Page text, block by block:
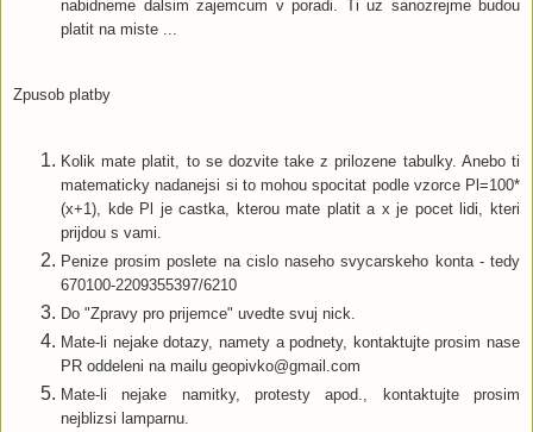
nabidneme dalsim zajemcum v poradi. Ti uz sanozrejme budou
platit na miste ...
Zpusob platby
Kolik mate platit, to se dozvite take z prilozene tabulky. Anebo ti
matematicky nadanejsi si to mohou spocitat podle vzorce Pl=100*
(x+1), kde Pl je castka, kterou mate platit a x je pocet lidi, kteri
prijdou s vami.
Penize prosim poslete na cislo naseho svycarskeho konta - tedy
670100-2209355397/6210
Do "Zpravy pro prijemce" uvedte svuj nick.
Mate-li nejake dotazy, namety a podnety, kontaktujte prosim nase
PR oddeleni na mailu geopivko@gmail.com
Mate-li nejake namitky, protesty apod., kontaktujte prosim
nejblizsi lamparnu.